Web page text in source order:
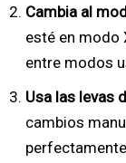
Cambia al
esté en modo
entre modos
Usa las levas
cambios